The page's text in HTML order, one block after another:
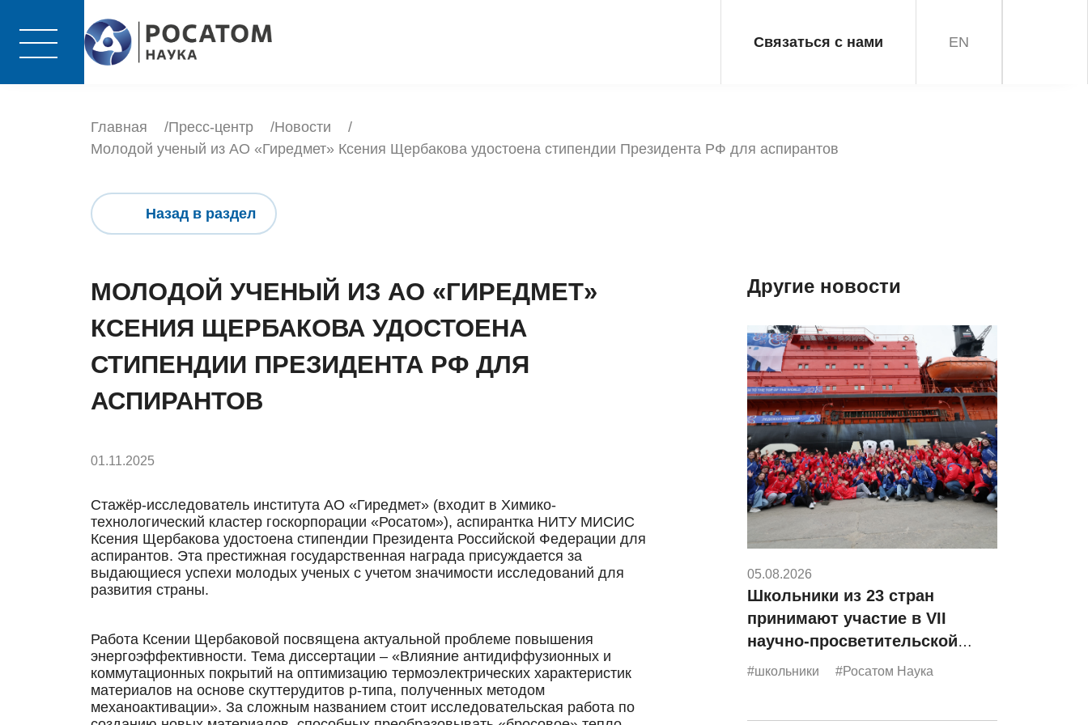
Связаться с нами EN
Главная Пресс-центр
Новости
Молодой ученый из АО «Гиредмет» Ксения Щербакова удостоена стипендии Президента РФ для аспирантов
Назад в раздел
МОЛОДОЙ УЧЕНЫЙ ИЗ АО «ГИРЕДМЕТ»
КСЕНИЯ ЩЕРБАКОВА УДОСТОЕНА
СТИПЕНДИИ ПРЕЗИДЕНТА РФ ДЛЯ
АСПИРАНТОВ
01.11.2025
Стажёр-исследователь института АО «Гиредмет» (входит в Химико-
технологический кластер госкорпорации «Росатом»), аспирантка НИТУ МИСИС
Ксения Щербакова удостоена стипендии Президента Российской Федерации для
аспирантов. Эта престижная государственная награда присуждается за
выдающиеся успехи молодых ученых с учетом значимости исследований для
развития страны.
Работа Ксении Щербаковой посвящена актуальной проблеме повышения
энергоэффективности. Тема диссертации – «Влияние антидиффузионных и
коммутационных покрытий на оптимизацию термоэлектрических характеристик
материалов на основе скуттерудитов p-типа, полученных методом
механоактивации». За сложным названием стоит исследовательская работа по
Другие новости
05.08.2026
Школьники из 23 стран
принимают участие в VII
научно-просветительской
экспедиции «Росатома»
#школьники #Росатом Наука